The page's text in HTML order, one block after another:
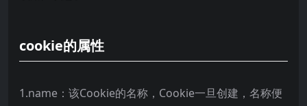
cookie的属性
1.name：该Cookie的名称，Cookie一旦创建，名称便